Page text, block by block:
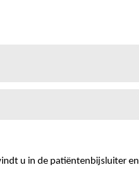
u in de patiëntenbijsluiter en